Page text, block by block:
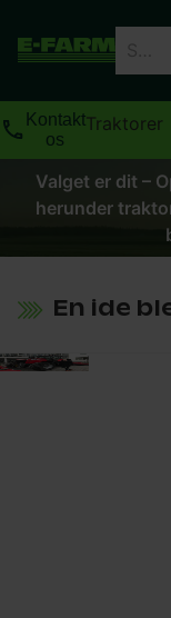
Kontakt
os
Traktorer
Valget er dit –
herunder
En ide